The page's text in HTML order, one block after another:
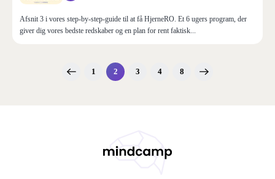
Afsnit 3 i vores step-by-step-guide til at få HjerneRO. Et 6 ugers program, der
giver dig vores bedste redskaber og en plan for rent faktisk...
1 2 3 4 8